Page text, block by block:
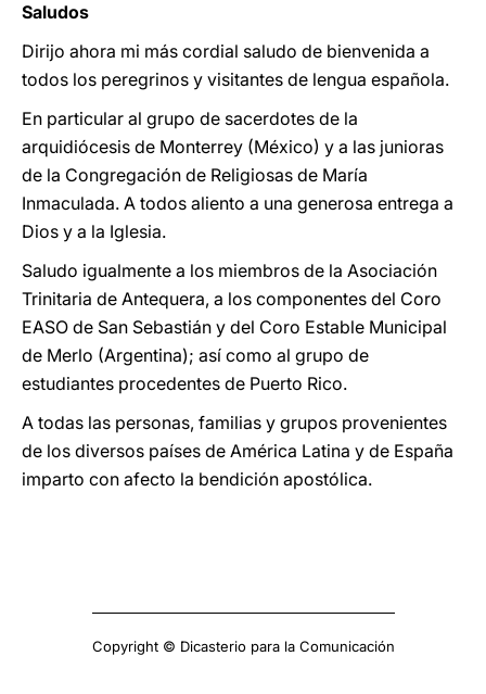
Saludos
Dirijo ahora mi más cordial saludo de bienvenida a
todos los peregrinos y visitantes de lengua española.
En particular al grupo de sacerdotes de la
arquidiócesis de Monterrey (México) y a las junioras
de la Congregación de Religiosas de María
Inmaculada. A todos aliento a una generosa entrega a
Dios y a la Iglesia.
Saludo igualmente a los miembros de la Asociación
Trinitaria de Antequera, a los componentes del Coro
EASO de San Sebastián y del Coro Estable Municipal
de Merlo (Argentina); así como al grupo de
estudiantes procedentes de Puerto Rico.
A todas las personas, familias y grupos provenientes
de los diversos países de América Latina y de España
imparto con afecto la bendición apostólica.
Copyright © Dicasterio para la Comunicación